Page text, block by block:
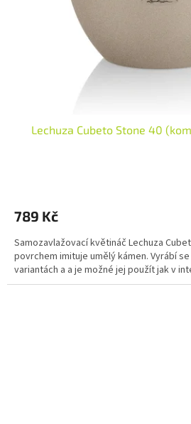
Lechuza Cubeto Stone 40
789 Kč
Samozavlažovací květináč Lechuza
povrchem imituje umělý kámen. Vyrábí
variantách a a je možné jej použít jak v